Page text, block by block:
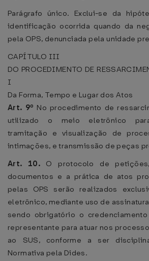
Parágrafo único. Exclui-se da
identificação ocorrida quando da
pela OPS, denunciada pela unidade
CAPÍTULO III
DO PROCEDIMENTO DE
I
Da Forma, Tempo e Lugar dos Atos
Art. 9º No procedimento de
utilizado o meio eletrônico para
tramitação e visualização de
intimações, e transmissão de peças
Art. 10. O protocolo de
documentos e a prática de atos
pelas OPS serão realizados
eletrônico, mediante uso de
sendo obrigatório o
representante para atuar nos
ao SUS, conforme a ser
Normativa pela Dides.